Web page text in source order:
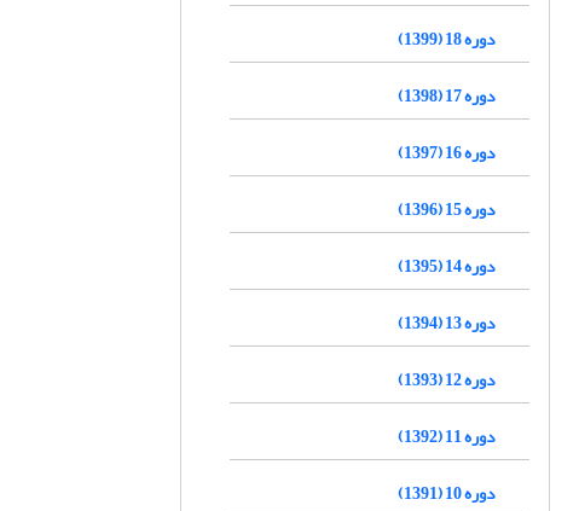
دوره 18 (1399)
دوره 17 (1398)
دوره 16 (1397)
دوره 15 (1396)
دوره 14 (1395)
دوره 13 (1394)
دوره 12 (1393)
دوره 11 (1392)
دوره 10 (1391)